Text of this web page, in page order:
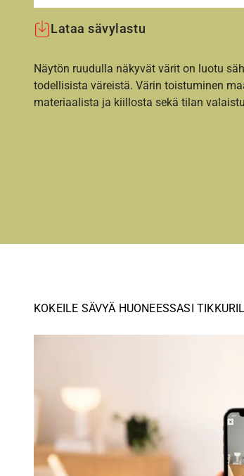
Lataa sävylastu
Näytön ruudulla näkyvät värit on luotu
todellisista väreistä. Värin toistuminen
materiaalista ja kiillosta sekä tilan
KOKEILE SÄVYÄ HUONEESSASI